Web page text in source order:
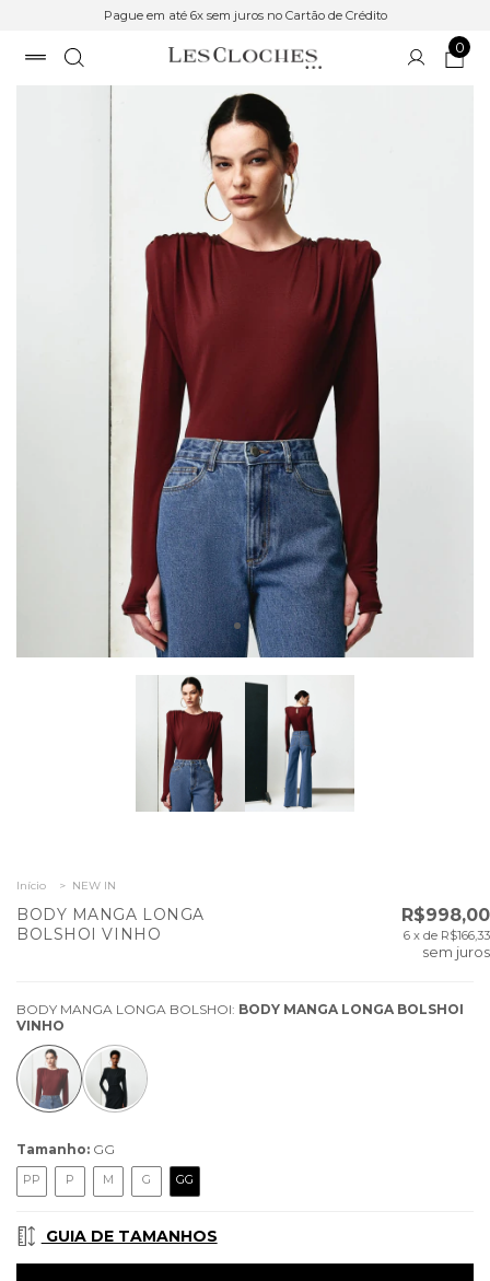
Pague em até 6x sem juros no Cartão de Crédito
0
Início > NEW IN
BODY MANGA LONGA
BOLSHOI VINHO
R$998,00
6 x de R$166,33
sem juros
BODY MANGA LONGA BOLSHOI: BODY MANGA LONGA BOLSHOI
VINHO
Tamanho: GG
PP P M G GG
GUIA DE TAMANHOS